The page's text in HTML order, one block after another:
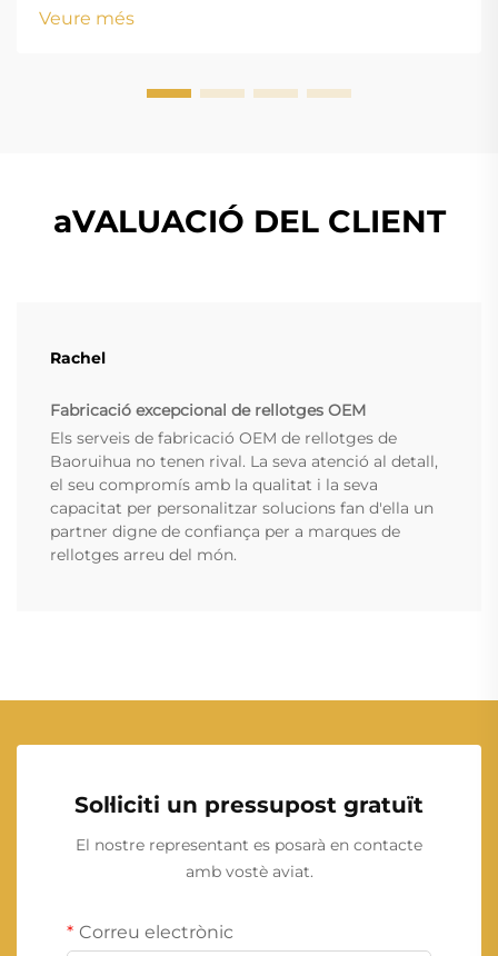
requisits funcionals. Ja sigui que creeu mercaderia
Veure més
aVALUACIÓ DEL CLIENT
Rachel
Fabricació excepcional de rellotges OEM
Els serveis de fabricació OEM de rellotges de
Baoruihua no tenen rival. La seva atenció al detall,
el seu compromís amb la qualitat i la seva
capacitat per personalitzar solucions fan d'ella un
partner digne de confiança per a marques de
rellotges arreu del món.
Sol·liciti un pressupost gratuït
El nostre representant es posarà en contacte
amb vostè aviat.
Correu electrònic